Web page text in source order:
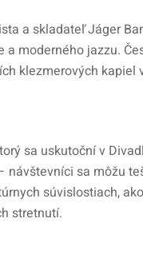
a skladateľ Jáger
moderného jazzu.
klezmerových kapiel
sa uskutoční v
sa môžu
súvislostiach,
stretnutí.